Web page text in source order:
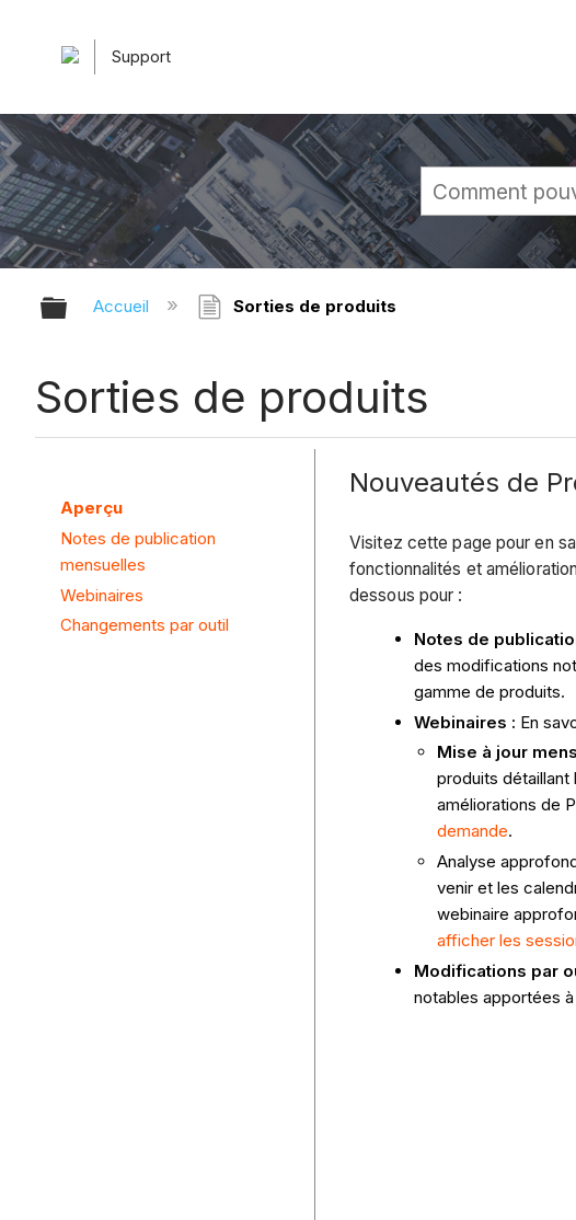
Support
Développer/réduire la hiérarchie globale
Accueil Sorties de produits
Sorties de produits
Aperçu
Notes de publication
mensuelles
Webinaires
Changements par outil
Nouveautés de
Visitez cette page pour en
fonctionnalités et
dessous pour :
Notes de
des modifications
gamme de produits.
Webinaires : En
Mise à jour
produits
améliorations de
demande.
Analyse
venir et les
webinaire
afficher les
Modifications par
notables apportées